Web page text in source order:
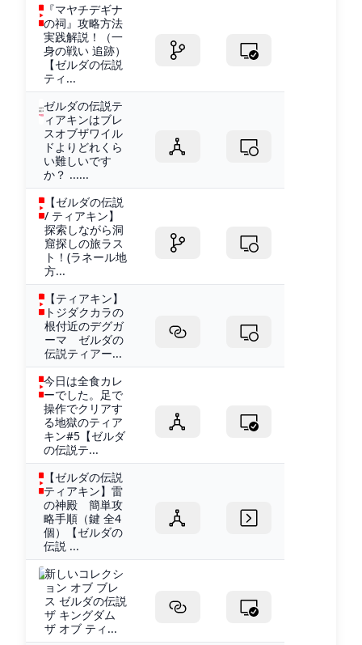
『マヤチデギナ
の祠』攻略方法
実践解説！（一
身の戦い 追跡）
【ゼルダの伝説
ティ...
ゼルダの伝説テ
ィアキンはブレ
スオブザワイル
ドよりどれくら
い難しいです
か？ ......
【ゼルダの伝説
/ ティアキン】
探索しながら洞
窟探しの旅ラス
ト！(ラネール地
方...
【ティアキン】
トジダクカラの
根付近のデグガ
ーマ ゼルダの
伝説ティアー...
今日は全食カレ
ーでした。足で
操作でクリアす
る地獄のティア
キン#5【ゼルダ
の伝説テ...
【ゼルダの伝説
ティアキン】雷
の神殿 簡単攻
略手順（鍵 全4
個）【ゼルダの
伝説 ...
新しいコレクシ
ョン オブ ブレ
ス ゼルダの伝説
ザ キングダム
ザ オブ ティ...